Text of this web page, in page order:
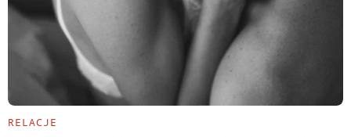
RELACJE